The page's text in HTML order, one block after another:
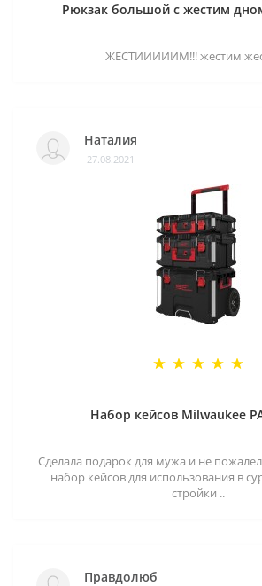
Рюкзак большой с жестим
ЖЕСТИИИИИМ!!! жестим
Наталия
27.08.2021
Набор кейсов Milwaukee
Сделала подарок для мужа и не
набор кейсов для использования в
стройки ..
Правдолюб